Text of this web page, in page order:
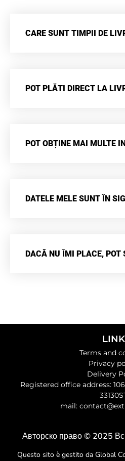
CARE SUNT TIMPII DE
POT PLĂTI DIRECT LA
POT OBȚINE MAI MULTE
DATELE MELE SUNT ÎN
DACĂ NU ÎMI PLACE, POT
LINK
Terms and
Privacy
Delivery
Registered office address:
mail:
Авторско право © 2025
Questo sito è gestito da Global